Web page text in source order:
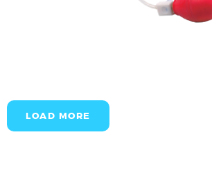
LOAD MORE